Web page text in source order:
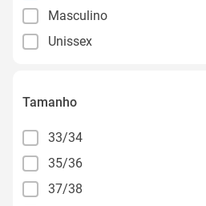
Masculino
Unissex
Tamanho
33/34
35/36
37/38